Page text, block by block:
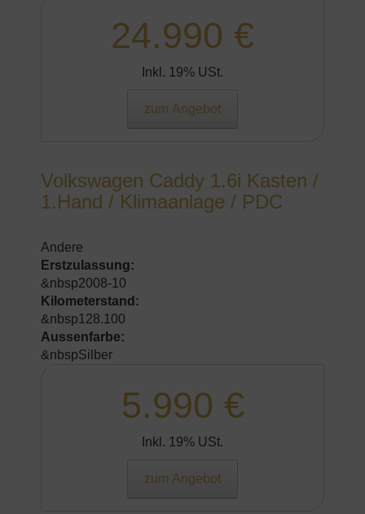
24.990 €
Inkl. 19% USt.
zum Angebot
Volkswagen Caddy 1.6i Kasten /
1.Hand / Klimaanlage / PDC
Andere
Erstzulassung:
&nbsp2008-10
Kilometerstand:
&nbsp128.100
Aussenfarbe:
&nbspSilber
5.990 €
Inkl. 19% USt.
zum Angebot